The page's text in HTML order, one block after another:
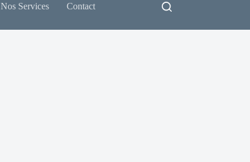
Nos Services Contact